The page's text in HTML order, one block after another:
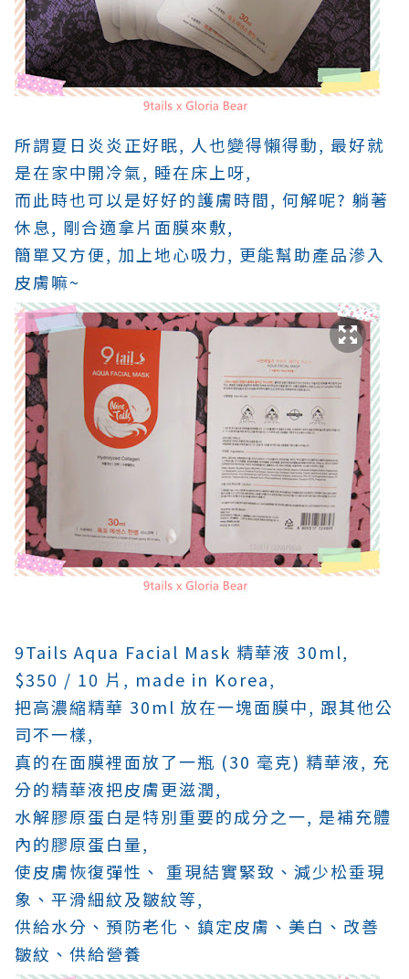
所謂夏日炎炎正好眠, 人也變得懶得動, 最好就
是在家中開冷氣, 睡在床上呀,
而此時也可以是好好的護膚時間, 何解呢? 躺著
休息, 剛合適拿片面膜來敷,
簡單又方便, 加上地心吸力, 更能幫助產品滲入
皮膚嘛~
9Tails Aqua Facial Mask 精華液 30ml,
$350 / 10 片, made in Korea,
把高濃縮精華 30ml 放在一塊面膜中, 跟其他公
司不一樣,
真的在面膜裡面放了一瓶 (30 毫克) 精華液, 充
分的精華液把皮膚更滋潤,
水解膠原蛋白是特別重要的成分之一, 是補充體
內的膠原蛋白量,
使皮膚恢復彈性、 重現結實緊致、減少松垂現
象、平滑細紋及皺紋等,
供給水分 、 預防老化 、 鎮定皮膚 、 美白 、 改善
皺紋 、 供給營養